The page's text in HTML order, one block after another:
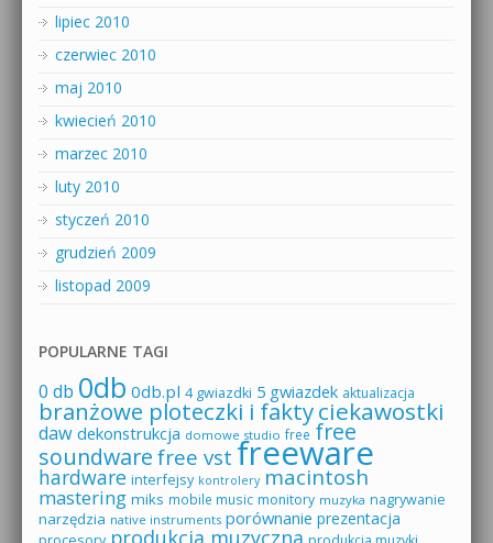
lipiec 2010
czerwiec 2010
maj 2010
kwiecień 2010
marzec 2010
luty 2010
styczeń 2010
grudzień 2009
listopad 2009
POPULARNE TAGI
0 db 0db 0db.pl 4 gwiazdki 5 gwiazdek aktualizacja
branżowe ploteczki i faktyciekawostki
daw dekonstrukcja domowe studio free free
soundware free vst freeware
hardware interfejsy kontrolery macintosh
mastering miks mobile music monitory muzyka nagrywanie
narzędzia native instruments porównanie prezentacja
produkcja muzyczna